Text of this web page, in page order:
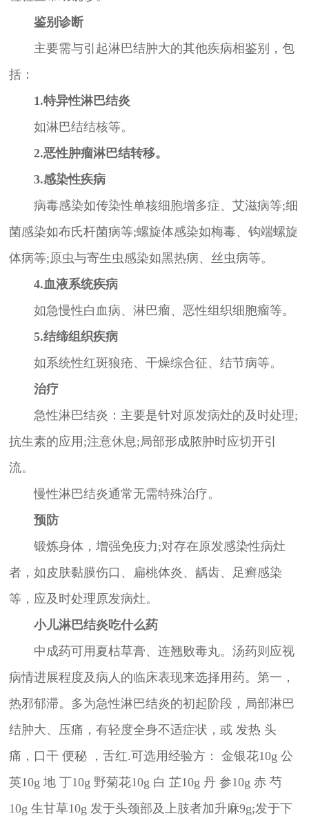
鉴别诊断
主要需与引起淋巴结肿大的其他疾病相鉴别，包
括：
1.特异性淋巴结炎
如淋巴结结核等。
2.恶性肿瘤淋巴结转移。
3.感染性疾病
病毒感染如传染性单核细胞增多症、艾滋病等;细
菌感染如布氏杆菌病等;螺旋体感染如梅毒、钩端螺旋
体病等;原虫与寄生虫感染如黑热病、丝虫病等。
4.血液系统疾病
如急慢性白血病、淋巴瘤、恶性组织细胞瘤等。
5.结缔组织疾病
如系统性红斑狼疮、干燥综合征、结节病等。
治疗
急性淋巴结炎：主要是针对原发病灶的及时处理;
抗生素的应用;注意休息;局部形成脓肿时应切开引
流。
慢性淋巴结炎通常无需特殊治疗。
预防
锻炼身体，增强免疫力;对存在原发感染性病灶
者，如皮肤黏膜伤口、扁桃体炎、龋齿、足癣感染
等，应及时处理原发病灶。
小儿淋巴结炎吃什么药
中成药可用夏枯草膏、连翘败毒丸。汤药则应视
病情进展程度及病人的临床表现来选择用药。第一，
热邪郁滞。多为急性淋巴结炎的初起阶段，局部淋巴
结肿大、压痛，有轻度全身不适症状，或 发热 头
痛，口干 便秘 ，舌红.可选用经验方： 金银花10g 公
英10g 地 丁10g 野菊花10g 白 芷10g 丹 参10g 赤 芍
10g 生甘草10g 发于头颈部及上肢者加升麻9g;发于下